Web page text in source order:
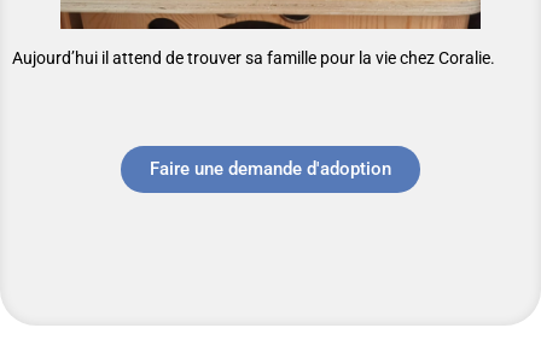
Aujourd’hui il attend de trouver sa famille pour la vie chez Coralie.
Faire une demande d'adoption